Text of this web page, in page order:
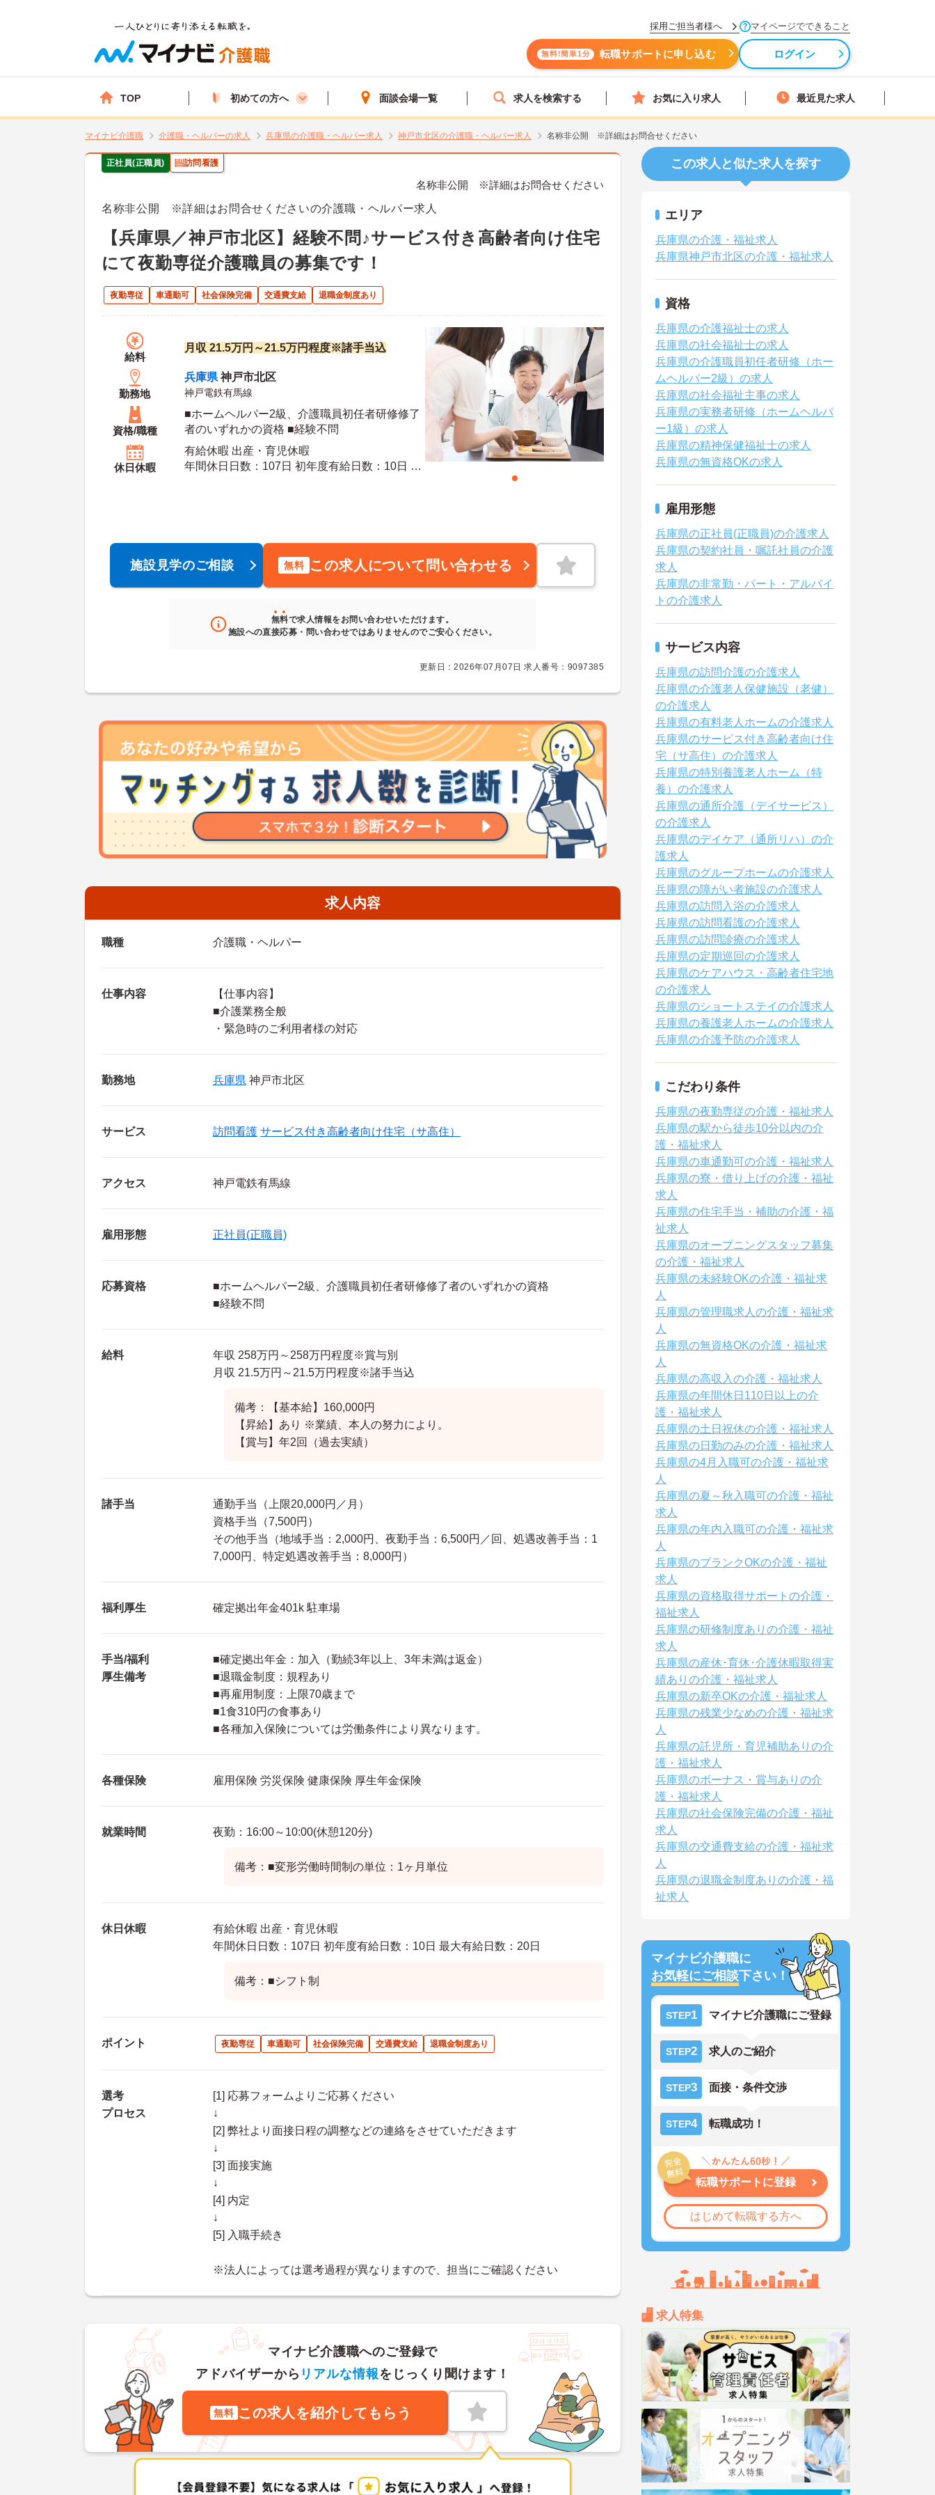
採用ご担当者様へ マイページでできること
無料!簡単1分 転職サポートに申し込む ログイン
TOP 初めての方へ 面談会場一覧 求人を検索する お気に入り求人 最近見た求人
マイナビ介護職 介護職・ヘルパーの求人 兵庫県の介護職・ヘルパー求人 神戸市北区の介護職・ヘルパー求人 名称非公開 ※詳細はお問合せください
正社員(正職員) 訪問看護
名称非公開 ※詳細はお問合せください
名称非公開 ※詳細はお問合せくださいの介護職・ヘルパー求人
【兵庫県／神戸市北区】経験不問♪サービス付き高齢者向け住宅
にて夜勤専従介護職員の募集です！
夜勤専従 車通勤可 社会保険完備 交通費支給 退職金制度あり
給料
月収 21.5万円～21.5万円程度※諸手当込
勤務地
兵庫県 神戸市北区
神戸電鉄有馬線
資格/職種
■ホームヘルパー2級、介護職員初任者研修修了
者のいずれかの資格 ■経験不問
休日休暇
有給休暇 出産・育児休暇
年間休日日数：107日 初年度有給日数：10日 最
施設見学のご相談 無料 この求人について問い合わせる
無料で求人情報をお問い合わせいただけます。
施設への直接応募・問い合わせではありませんのでご安心ください。
更新日：2026年07月07日 求人番号：9097385
求人内容
職種 介護職・ヘルパー
仕事内容
【仕事内容】
■介護業務全般
・緊急時のご利用者様の対応
勤務地 兵庫県 神戸市北区
サービス 訪問看護 サービス付き高齢者向け住宅（サ高住）
アクセス 神戸電鉄有馬線
雇用形態 正社員(正職員)
応募資格
■ホームヘルパー2級、介護職員初任者研修修了者のいずれかの資格
■経験不問
給料
年収 258万円～258万円程度※賞与別
月収 21.5万円～21.5万円程度※諸手当込
備考：【基本給】160,000円
【昇給】あり ※業績、本人の努力により。
【賞与】年2回（過去実績）
諸手当
通勤手当（上限20,000円／月）
資格手当（7,500円）
その他手当（地域手当：2,000円、夜勤手当：6,500円／回、処遇改善手当：1
7,000円、特定処遇改善手当：8,000円）
福利厚生 確定拠出年金401k 駐車場
手当/福利
厚生備考
■確定拠出年金：加入（勤続3年以上、3年未満は返金）
■退職金制度：規程あり
■再雇用制度：上限70歳まで
■1食310円の食事あり
■各種加入保険については労働条件により異なります。
各種保険 雇用保険 労災保険 健康保険 厚生年金保険
就業時間 夜勤：16:00～10:00(休憩120分)
備考：■変形労働時間制の単位：1ヶ月単位
休日休暇
有給休暇 出産・育児休暇
年間休日日数：107日 初年度有給日数：10日 最大有給日数：20日
備考：■シフト制
ポイント 夜勤専従 車通勤可 社会保険完備 交通費支給 退職金制度あり
選考
プロセス
[1] 応募フォームよりご応募ください
↓
[2] 弊社より面接日程の調整などの連絡をさせていただきます
↓
[3] 面接実施
↓
[4] 内定
↓
[5] 入職手続き
※法人によっては選考過程が異なりますので、担当にご確認ください
マイナビ介護職へのご登録で
アドバイザーから リアルな情報をじっくり聞けます！
無料 この求人を紹介してもらう
この求人と似た求人を探す
エリア
兵庫県の介護・福祉求人
兵庫県神戸市北区の介護・福祉求人
資格
兵庫県の介護福祉士の求人
兵庫県の社会福祉士の求人
兵庫県の介護職員初任者研修（ホー
ムヘルパー2級）の求人
兵庫県の社会福祉主事の求人
兵庫県の実務者研修（ホームヘルパ
ー1級）の求人
兵庫県の精神保健福祉士の求人
兵庫県の無資格OKの求人
雇用形態
兵庫県の正社員(正職員)の介護求人
兵庫県の契約社員・嘱託社員の介護
求人
兵庫県の非常勤・パート・アルバイ
トの介護求人
サービス内容
兵庫県の訪問介護の介護求人
兵庫県の介護老人保健施設（老健）
の介護求人
兵庫県の有料老人ホームの介護求人
兵庫県のサービス付き高齢者向け住
宅（サ高住）の介護求人
兵庫県の特別養護老人ホーム（特
養）の介護求人
兵庫県の通所介護（デイサービス）
の介護求人
兵庫県のデイケア（通所リハ）の介
護求人
兵庫県のグループホームの介護求人
兵庫県の障がい者施設の介護求人
兵庫県の訪問入浴の介護求人
兵庫県の訪問看護の介護求人
兵庫県の訪問診療の介護求人
兵庫県の定期巡回の介護求人
兵庫県のケアハウス・高齢者住宅地
の介護求人
兵庫県のショートステイの介護求人
兵庫県の養護老人ホームの介護求人
兵庫県の介護予防の介護求人
こだわり条件
兵庫県の夜勤専従の介護・福祉求人
兵庫県の駅から徒歩10分以内の介
護・福祉求人
兵庫県の車通勤可の介護・福祉求人
兵庫県の寮・借り上げの介護・福祉
求人
兵庫県の住宅手当・補助の介護・福
祉求人
兵庫県のオープニングスタッフ募集
の介護・福祉求人
兵庫県の未経験OKの介護・福祉求
人
兵庫県の管理職求人の介護・福祉求
人
兵庫県の無資格OKの介護・福祉求
人
兵庫県の高収入の介護・福祉求人
兵庫県の年間休日110日以上の介
護・福祉求人
兵庫県の土日祝休の介護・福祉求人
兵庫県の日勤のみの介護・福祉求人
兵庫県の4月入職可の介護・福祉求
人
兵庫県の夏～秋入職可の介護・福祉
求人
兵庫県の年内入職可の介護・福祉求
人
兵庫県のブランクOKの介護・福祉
求人
兵庫県の資格取得サポートの介護・
福祉求人
兵庫県の研修制度ありの介護・福祉
求人
兵庫県の産休･育休･介護休暇取得実
績ありの介護・福祉求人
兵庫県の新卒OKの介護・福祉求人
兵庫県の残業少なめの介護・福祉求
人
兵庫県の託児所・育児補助ありの介
護・福祉求人
兵庫県のボーナス・賞与ありの介
護・福祉求人
兵庫県の社会保険完備の介護・福祉
求人
兵庫県の交通費支給の介護・福祉求
人
兵庫県の退職金制度ありの介護・福
祉求人
マイナビ介護職に
お気軽にご相談下さい！
STEP1 マイナビ介護職にご登録
STEP2 求人のご紹介
STEP3 面接・条件交渉
STEP4 転職成功！
転職サポートに登録
はじめて転職する方へ
求人特集